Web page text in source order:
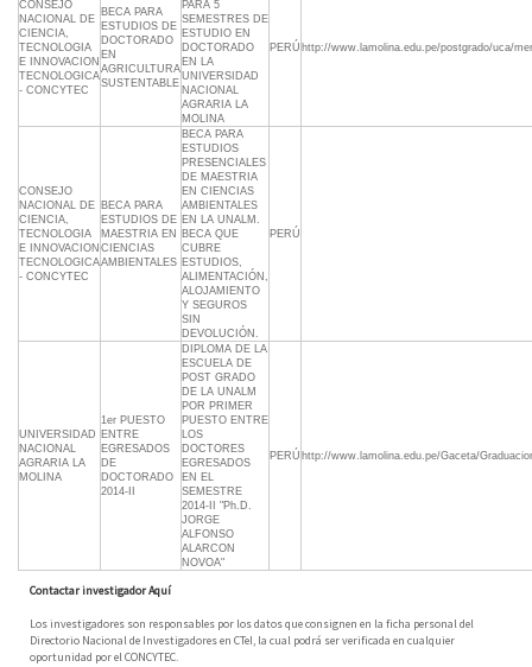
CONSEJO
NACIONAL DE
CIENCIA,
TECNOLOGIA
E INNOVACION
TECNOLOGICA
- CONCYTEC
BECA PARA
ESTUDIOS DE
DOCTORADO
EN
AGRICULTURA
SUSTENTABLE
PARA 5
SEMESTRES DE
ESTUDIO EN
DOCTORADO
EN LA
UNIVERSIDAD
NACIONAL
AGRARIA LA
MOLINA
PERÚ http://www.lamolina.edu.pe/postgrado/uca/
CONSEJO
NACIONAL DE
CIENCIA,
TECNOLOGIA
E INNOVACION
TECNOLOGICA
- CONCYTEC
BECA PARA
ESTUDIOS DE
MAESTRIA EN
CIENCIAS
AMBIENTALES
BECA PARA
ESTUDIOS
PRESENCIALES
DE MAESTRIA
EN CIENCIAS
AMBIENTALES
EN LA UNALM.
BECA QUE
CUBRE
ESTUDIOS,
ALIMENTACIÓN,
ALOJAMIENTO
Y SEGUROS
SIN
DEVOLUCIÓN.
PERÚ
UNIVERSIDAD
NACIONAL
AGRARIA LA
MOLINA
1er PUESTO
ENTRE
EGRESADOS
DE
DOCTORADO
2014-II
DIPLOMA DE LA
ESCUELA DE
POST GRADO
DE LA UNALM
POR PRIMER
PUESTO ENTRE
LOS
DOCTORES
EGRESADOS
EN EL
SEMESTRE
2014-II "Ph.D.
JORGE
ALFONSO
ALARCON
NOVOA"
PERÚ http://www.lamolina.edu.pe/Gaceta/
Contactar investigador Aquí
Los investigadores son responsables por los datos que consignen en la ficha personal del
Directorio Nacional de Investigadores en CTeI, la cual podrá ser verificada en cualquier
oportunidad por el CONCYTEC.